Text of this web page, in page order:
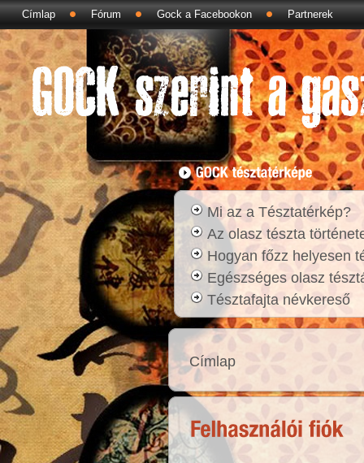
Címlap Fórum Gock a Facebookon Partnerek
Mi az a Tésztatérkép?
Az olasz tészta
Hogyan főzz helyesen
Egészséges olasz
Tésztafajta névkereső
Címlap